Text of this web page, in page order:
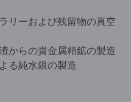
リーおよび残留物の真空
からの貴金属精鉱の製造
る純水銀の製造